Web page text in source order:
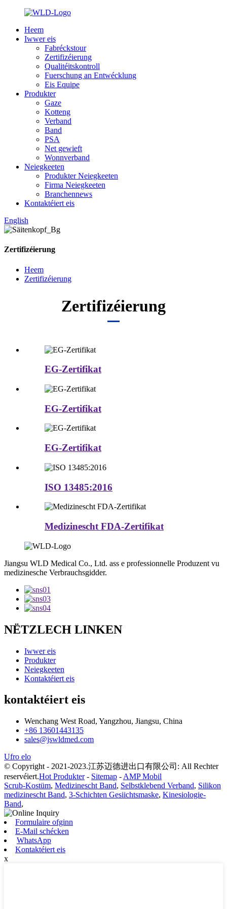
Heem
Iwwer eis
Fabréckstour
Zertifizéierung
Qualitéitskontroll
Fuerschung an Entwécklung
Eis Equipe
Produkter
Gaze
Kotteng
Verband
Band
PSA
Net gewieft
Wonnverband
Neiegkeeten
Produkter Neiegkeeten
Firma Neiegkeeten
Branchennews
Kontaktéiert eis
English
Zertifizéierung
Heem
Zertifizéierung
Zertifizéierung
EG-Zertifikat
EG-Zertifikat
EG-Zertifikat
ISO 13485:2016
Medizinescht FDA-Zertifikat
Jiangsu WLD Medical Co., Ltd. ass e professionnelle Produzent vu
medizinesche Verbrauchsgidder.
NËTZLECH LINKEN
Iwwer eis
Produkter
Neiegkeeten
Kontaktéiert eis
kontaktéiert eis
Wenchang West Road, Yangzhou, Jiangsu, China
+86 13601443135
sales@jswldmed.com
Ufro elo
© Copyright - 2021-2023.江苏迈德进出口有限公司: All Rechter
reservéiert.Hot Produkter- Sitemap - AMP Mobil
Scrub-Kostüm, Medizinescht Band, Selbstklebend Verband, Silikon
medizinescht Band, 3-Schichten Gesiichtsmaske, Kinesiologie-
Band,
Formulaire ofginn
E-Mail schécken
WhatsApp
Kontaktéiert eis
x